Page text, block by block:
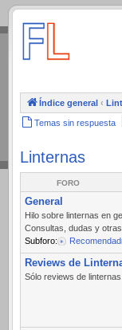
.
Índice general ‹
Temas sin respuesta
Linternas
FORO
General
Hilo sobre linternas en
Consultas, dudas y
Subforo:
Reviews de
Sólo reviews de linternas.